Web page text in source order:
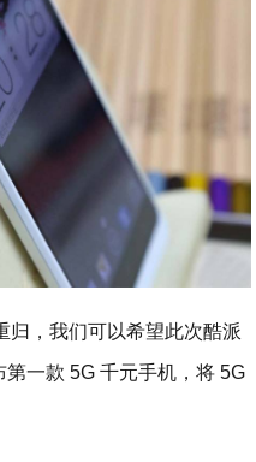
归，我们可以希望此次酷派
一款 5G 千元手机，将 5G